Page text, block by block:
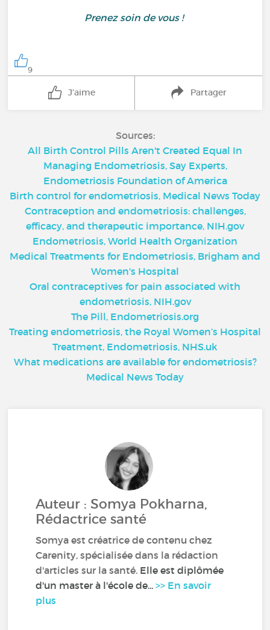
Prenez soin de vous !
9
J'aime Partager
Sources:
All Birth Control Pills Aren't Created Equal In
Managing Endometriosis, Say Experts,
Endometriosis Foundation of America
Birth control for endometriosis, Medical News Today
Contraception and endometriosis: challenges,
efficacy, and therapeutic importance, NIH.gov
Endometriosis, World Health Organization
Medical Treatments for Endometriosis, Brigham and
Women's Hospital
Oral contraceptives for pain associated with
endometriosis, NIH.gov
The Pill, Endometriosis.org
Treating endometriosis, the Royal Women’s Hospital
Treatment, Endometriosis, NHS.uk
What medications are available for endometriosis?
Medical News Today
Auteur : Somya Pokharna,
Rédactrice santé
Somya est créatrice de contenu chez
Carenity, spécialisée dans la rédaction
d'articles sur la santé. Elle est diplômée
d'un master à l'école de...>> En savoir
plus